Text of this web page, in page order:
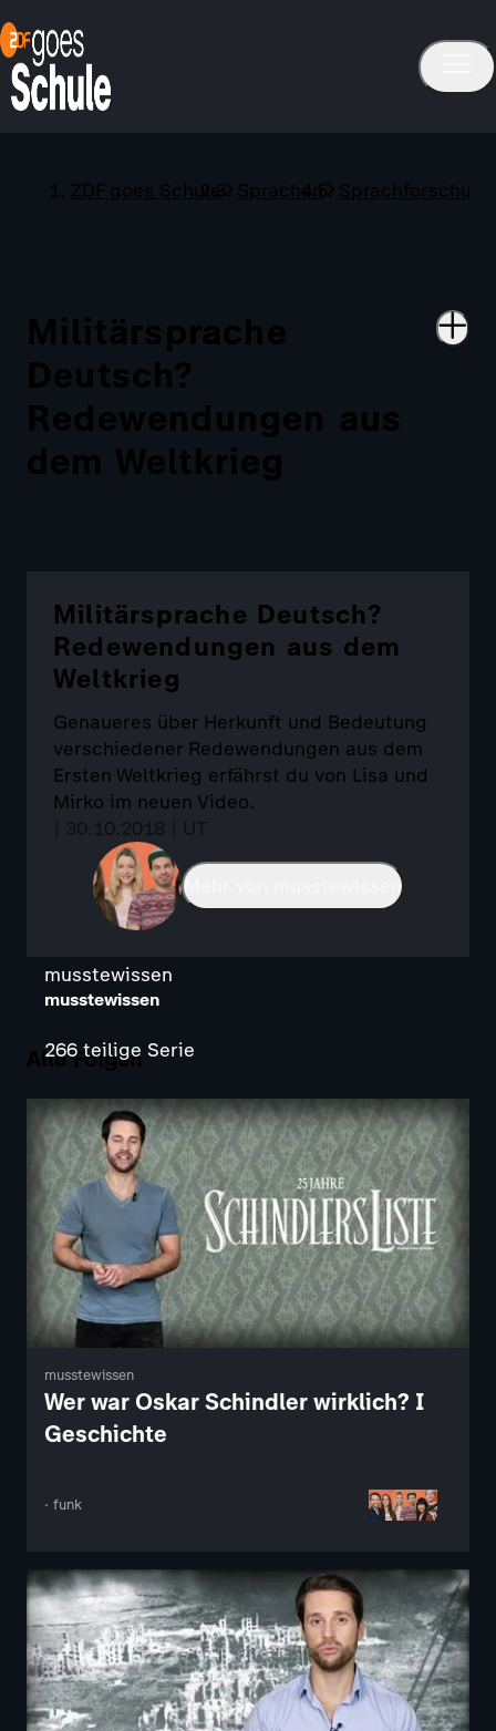
ZDF goes Schule Sprachen Sprachforschung
Militärsprache
Deutsch?
Redewendungen aus
dem Weltkrieg
Militärsprache Deutsch?
Redewendungen aus dem
Weltkrieg
Genaueres über Herkunft und Bedeutung
verschiedener Redewendungen aus dem
Ersten Weltkrieg erfährst du von Lisa und
Mirko im neuen Video.
| 30.10.2018 | UT
Mehr von musstewissen
Alle Folgen
musstewissen
musstewissen
266 teilige Serie
musstewissen
Wer war Oskar Schindler wirklich? I
Geschichte
· funk